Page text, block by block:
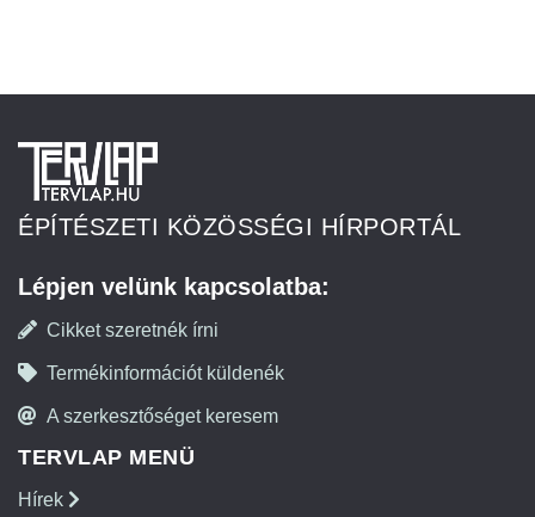
ÉPÍTÉSZETI KÖZÖSSÉGI HÍRPORTÁL
Lépjen velünk kapcsolatba:
Cikket szeretnék írni
Termékinformációt küldenék
A szerkesztőséget keresem
TERVLAP MENÜ
Hírek